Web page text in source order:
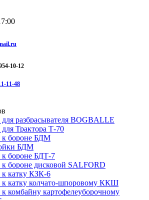
10-12
11-48
для разбрасывателя BOGBALLE
для Трактора Т-70
к бороне БДМ
БДМ
к бороне БДТ-7
к бороне дисковой SALFORD
к катку КЗК-6
к катку колчато-шпоровому ККШ
к комбайну картофелеуборочному